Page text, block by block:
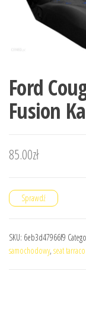
Ford
Fusion
85.00zł
Sprawdź
SKU: 6eb3d47966f9
samochodowy, seat